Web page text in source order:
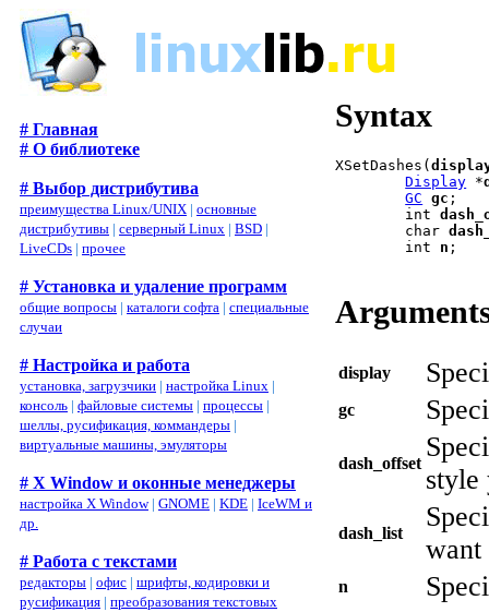
# Главная
# О библиотеке
# Выбор дистрибутива
преимущества Linux/UNIX | основные
дистрибутивы | серверный Linux | BSD |
LiveCDs | прочее
# Установка и удаление программ
общие вопросы | каталоги софта | специальные
случаи
# Настройка и работа
установка, загрузчики | настройка Linux |
консоль | файловые системы | процессы |
шеллы, русификация, коммандеры |
виртуальные машины, эмуляторы
# X Window и оконные менеджеры
настройка X Window| GNOME | KDE | IceWM и
др.
# Работа с текстами
редакторы | офис | шрифты, кодировки и
русификация | преобразования текстовых
Syntax
XSetDashes(
Display *
GC
gc ;
        int
        char
        int
n ;
display
gc
dash_offset
style
dash_list
want
n